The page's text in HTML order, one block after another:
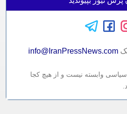
info@IranPressNews.com
سیاسی وابسته نیست و از هیچ کجا